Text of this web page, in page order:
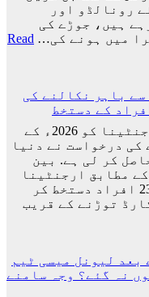
رونالڈو اور
ہیں، جوڑے کی
میں ہونے کی… Read
باہر نکالنے کی
اسلام آباد (مانند نیوز) ارجنٹینا کو 2026ء کے
کی درخواست نے دنیا
کر لی ہے. بین
مطابق ارجنٹینا
کے خلاف درخواست پر 23,316,108 افراد دستخط کر
توڑنے کے قریب
بعد لیونل میسی ٹیم
نہ گئے؟ وجہ سامنے